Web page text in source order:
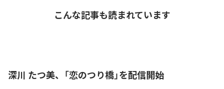
こんな記事も読まれています
深川 たつ美、「恋のつり橋」を配信開始